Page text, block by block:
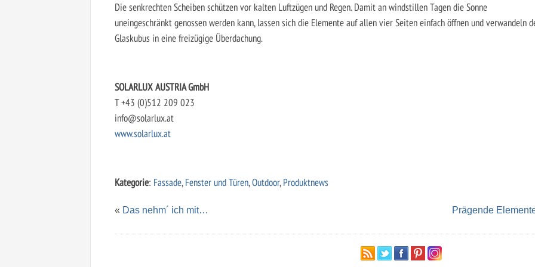
Die senkrechten Scheiben schützen vor kalten Luftzügen und Regen. Damit an windstillen Tagen die Sonne
uneingeschränkt genossen werden kann, lassen sich die Elemente auf allen vier Seiten einfach öffnen und verwandeln
Glaskubus in eine freizügige Überdachung.
SOLARLUX AUSTRIA GmbH
T +43 (0)512 209 023
info@solarlux.at
www.solarlux.at
Kategorie: Fassade,Fenster und Türen,Outdoor,Produktnews
« Das nehm´ ich mit… Prägende